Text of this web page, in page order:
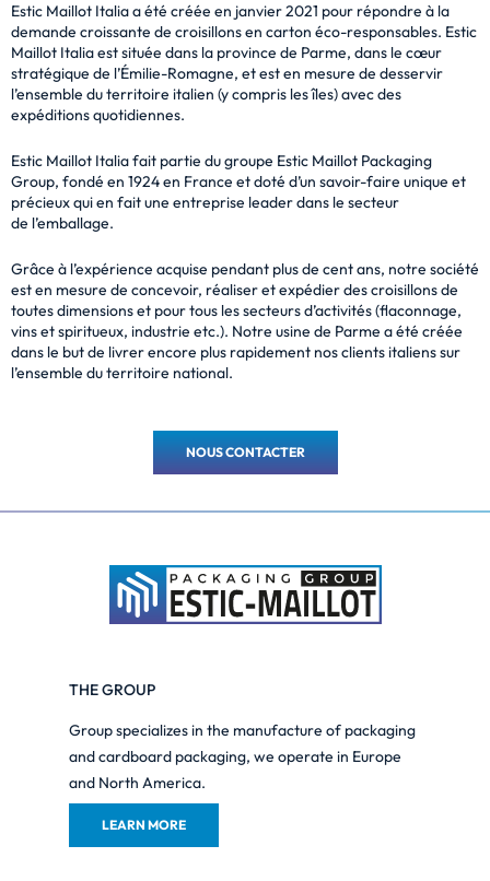
Estic Maillot Italia a été créée en janvier 2021 pour répondre à la
demande croissante de croisillons en carton éco-responsables. Estic
Maillot Italia est située dans la province de Parme, dans le cœur
stratégique de l’Émilie-Romagne, et est en mesure de desservir
l’ensemble duterritoire italien (y compris les îles) avec des
expéditions quotidiennes.
Estic Maillot Italia fait partie du groupe Estic Maillot Packaging
Group, fondé en 1924 en France etdoté d’un savoir-faire unique et
précieux qui en fait une entreprise leader dans le secteur
de l’emballage.
Grâce à l’expérience acquise pendant plus de cent ans, notre société
est en mesure de concevoir, réaliser et expédier des croisillons de
toutes dimensions et pour tous les secteurs d’activités(flaconnage,
vins et spiritueux, industrie etc.). Notre usine de Parme a été créée
dans le but de livrer encore plus rapidement nos clients italiens sur
l’ensemble du territoire national.
NOUS CONTACTER
THE GROUP
Group specializes in the manufacture of packaging
and cardboard packaging, we operate in Europe
and North America.
LEARN MORE